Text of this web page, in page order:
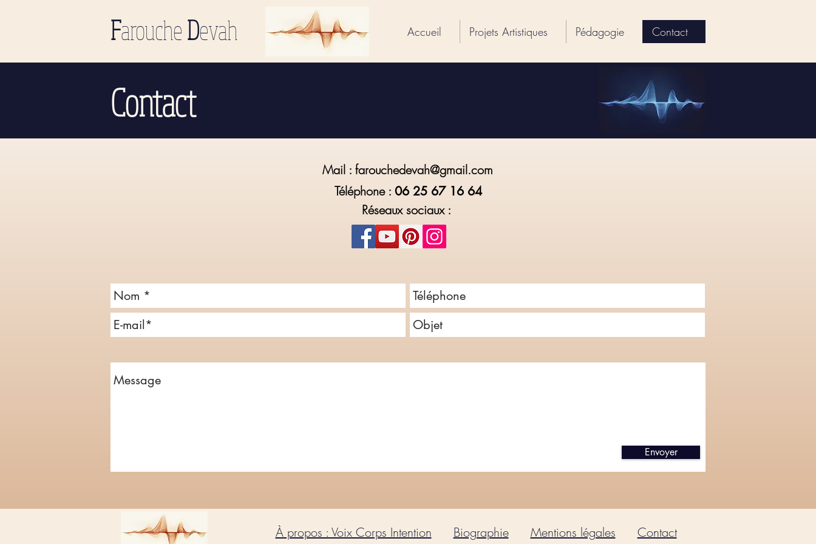
FaroucheDevah Accueil Projets Artistiques Pédagogie Contact
Contact
Mail : farouchedevah@gmail.com
Téléphone : 06 25 67 16 64
Réseaux sociaux :
Envoyer
À propos : Voix Corps Intention Biographie Mentions légales Contact